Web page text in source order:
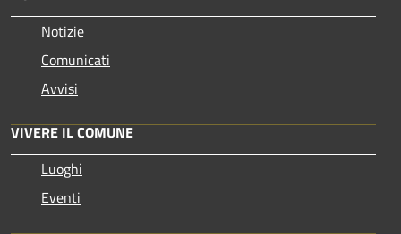
Notizie
Comunicati
Avvisi
VIVERE IL COMUNE
Luoghi
Eventi